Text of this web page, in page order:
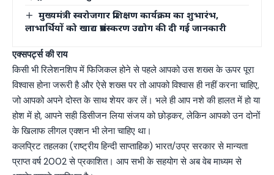
मुख्यमंत्री स्वरोजगार प्रशिक्षण कार्यक्रम का शुभारंभ,
लाभार्थियों को खाद्य प्रसंस्करण उद्योग की दी गई जानकारी
एक्सपर्ट्स की राय
किसी भी रिलेशनशिप में फिजिकल होने से पहले आपको उस शख्स के ऊपर पूरा
विश्वास होना जरूरी है और ऐसे शख्स पर तो आपको विश्वास ही नहीं करना चाहिए,
जो आपको अपने दोस्त के साथ शेयर कर लें। भले ही आप नशे की हालत में हो या
होश में हो, आपने सही डिसीजन लिया संजय को छोड़कर, लेकिन आपको उन दोनों
के खिलाफ लीगल एक्शन भी लेना चाहिए था।
कलप्रिट तहलका (राष्ट्रीय हिन्दी साप्ताहिक) भारत/उप्र सरकार से मान्यता
प्राप्त वर्ष 2002 से प्रकाशित। आप सभी के सहयोग से अब वेब माध्यम से